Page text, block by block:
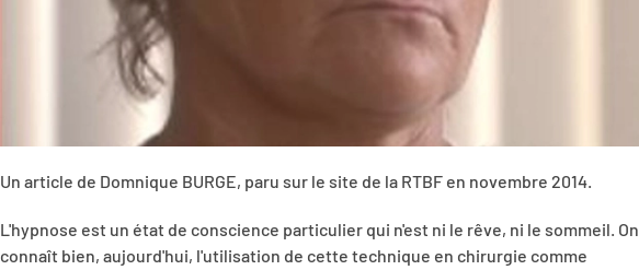
Un article de Domnique BURGE, paru sur le site de la RTBF en novembre 2014.
L'hypnose est un état de conscience particulier qui n'est ni le rêve, ni le sommeil. On
connaît bien, aujourd'hui, l'utilisation de cette technique en chirurgie comme